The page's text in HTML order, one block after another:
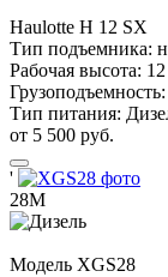
Haulotte H 12 SX
Тип подъемника:
Рабочая высота:
Грузоподъемность:
Тип питания:
от 5 500 руб.
'
28М
Модель XGS28